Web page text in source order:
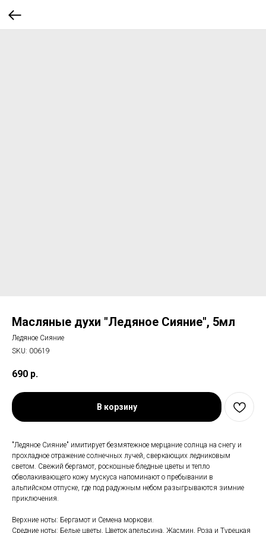
Масляные духи "Ледяное Сияние", 5мл
Ледяное Сияние
SKU: 00619
690 р.
В корзину
"Ледяное Сияние" имитирует безмятежное мерцание солнца на снегу и
прохладное отражение солнечных лучей, сверкающих ледниковым
светом. Свежий бергамот, роскошные бледные цветы и тепло
обволакивающего кожу мускуса напоминают о пребывании в
альпийском отпуске, где под радужным небом разыгрываются зимние
приключения.
Верхние ноты: Бергамот и Семена моркови.
Средние ноты: Белые цветы, Цветок апельсина, Жасмин, Роза и Турецкая